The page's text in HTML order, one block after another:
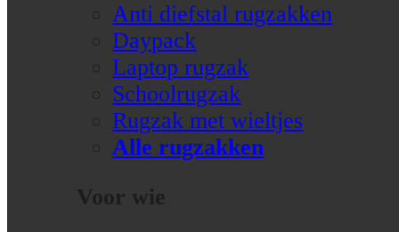
Anti diefstal rugzakken
Daypack
Laptop rugzak
Schoolrugzak
Rugzak met wieltjes
Alle rugzakken
Voor wie